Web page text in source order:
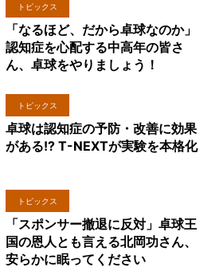
トピックス
「なるほど、だから卓球なのか」
認知症を心配する中高年の皆さ
ん、卓球をやりましょう！
トピックス
卓球は認知症の予防・改善に効果
がある!? T-NEXTが実験を本格化
トピックス
「スポンサー撤退に反対」卓球王
国の恩人とも言える北岡功さん、
安らかに眠ってください